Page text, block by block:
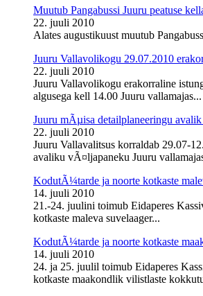
Muutub Pangabussi Juuru peatuse
22. juuli 2010
Alates augustikuust muutub
Juuru Vallavolikogu 29.07.2010
22. juuli 2010
Juuru Vallavolikogu erakorraline
algusega kell 14.00 Juuru vallamajas...
Juuru mÃµisa detailplaneeringu
22. juuli 2010
Juuru Vallavalitsus korraldab 29.07-
avaliku vÃ¤ljapaneku Juuru
KodutÃ¼tarde ja noorte kotkaste
14. juuli 2010
21.-24. juulini toimub Eidaperes
kotkaste maleva suvelaager...
KodutÃ¼tarde ja noorte kotkaste
14. juuli 2010
24. ja 25. juulil toimub Eidaperes
kotkaste maakondlik vilistlaste